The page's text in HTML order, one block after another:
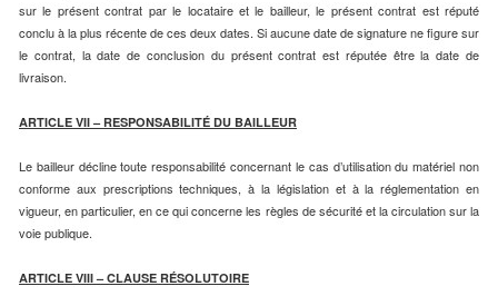
sur le présent contrat par le locataire et le bailleur, le présent contrat est réputé
conclu à la plus récente de ces deux dates. Si aucune date de signature ne figure sur
le contrat, la date de conclusion du présent contrat est réputée être la date de
livraison.
ARTICLE VII – RESPONSABILITÉ DU BAILLEUR
Le bailleur décline toute responsabilité concernant le cas d’utilisation du matériel non
conforme aux prescriptions techniques, à la législation et à la réglementation en
vigueur, en particulier, en ce qui concerne les règles de sécurité et la circulation sur la
voie publique.
ARTICLE VIII – CLAUSE RÉSOLUTOIRE